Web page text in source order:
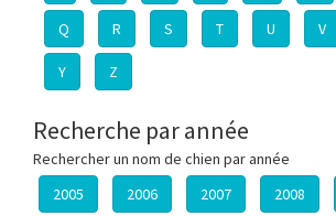
Q R S T U V
Y Z
Recherche par année
Rechercher un nom de chien par année
2005
2006 2007 2008